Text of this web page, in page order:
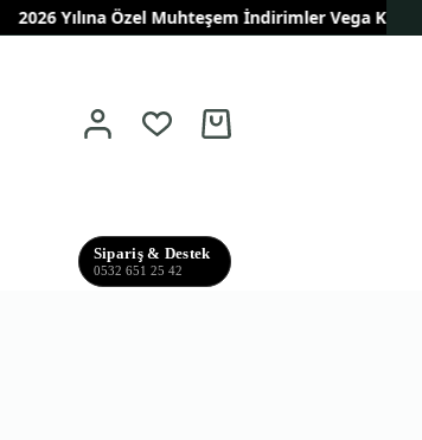
Yılına Özel Muhteşem İndirimler Vega
Shopping
Sipariş & Destek
0532 651 25 42